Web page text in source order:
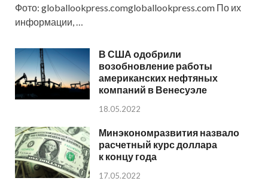
Фото: globallookpress.comgloballookpress.com По их
информации, …
В США одобрили
возобновление работы
американских нефтяных
компаний в Венесуэле
18.05.2022
Минэкономразвития назвало
расчетный курс доллара
к концу года
17.05.2022